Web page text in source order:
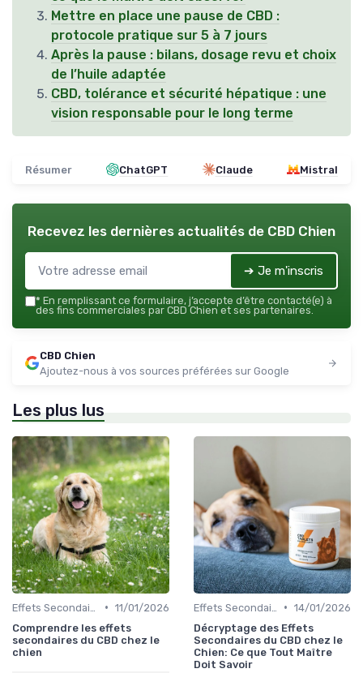
Mettre en place une pause de CBD :
protocole pratique sur 5 à 7 jours
Après la pause : bilans, dosage revu et choix
de l’huile adaptée
CBD, tolérance et sécurité hépatique : une
vision responsable pour le long terme
Résumer ChatGPT Claude Mistral
Recevez les dernières actualités de CBD Chien
➔ Je m'inscris
* En remplissant ce formulaire, j’accepte d’être contacté(e) à
des fins commerciales par CBD Chien et ses partenaires.
CBD Chien
Ajoutez-nous à vos sources préférées sur Google
Les plus lus
• 11/01/2026
Comprendre les effets
secondaires du CBD chez le
chien
• 14/01/2026
Décryptage des Effets
Secondaires du CBD chez le
Chien: Ce que Tout Maître
Doit Savoir